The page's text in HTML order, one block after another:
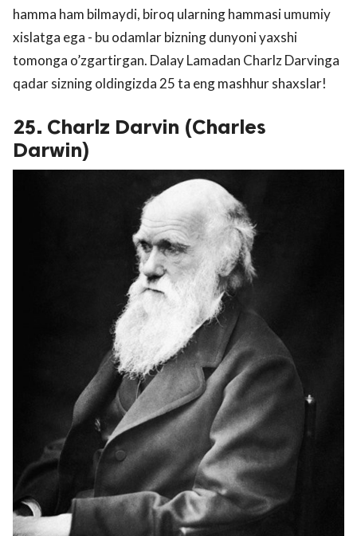
hamma ham bilmaydi, biroq ularning hammasi umumiy
xislatga ega - bu odamlar bizning dunyoni yaxshi
tomonga o’zgartirgan. Dalay Lamadan Charlz Darvinga
qadar sizning oldingizda 25 ta eng mashhur shaxslar!
25. Charlz Darvin (Charles
Darwin)